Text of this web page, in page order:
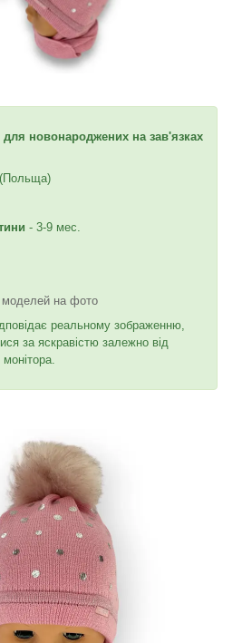
новонароджених на зав'язках
- 3-9 мес.
моделей на фото
реальному зображенню,
за яскравістю залежно від